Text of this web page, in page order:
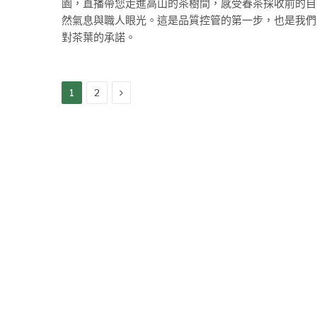
園，直播帶您走進高山的茶樹間，感受春茶採收前的自
然氣息與職人眼光。這是品質控管的第一步，也是我們
對茶葉的承諾。
1 2 Next